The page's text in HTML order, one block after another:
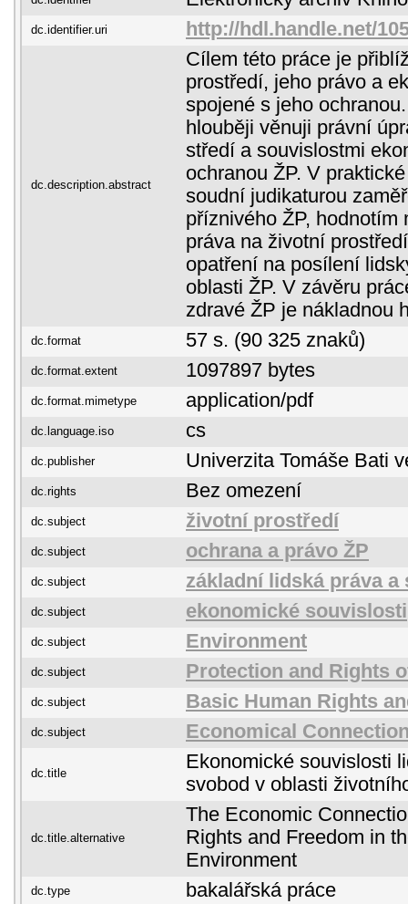
dc.identifier.uri http://hdl.handle.net/
dc.description.abstract
Cílem této práce je
prostředí, jeho právo a
spojené s jeho
hlouběji věnuji právní
středí a souvislostmi
ochranou ŽP. V
soudní judikaturou
příznivého ŽP, hodnotím
práva na životní
opatření na posílení
oblasti ŽP. V závěru
zdravé ŽP je nákladnou
dc.format 57 s. (90 325 znaků)
dc.format.extent 1097897 bytes
dc.format.mimetype application/pdf
dc.language.iso cs
dc.publisher Univerzita Tomáše Bati
dc.rights Bez omezení
dc.subject životní prostředí
dc.subject ochrana a právo ŽP
dc.subject základní lidská práva a
dc.subject ekonomické souvislosti
dc.subject Environment
dc.subject Protection and Rights
dc.subject Basic Human Rights
dc.subject Economical
dc.title
Ekonomické souvislosti
svobod v oblasti
dc.title.alternative
The Economic
Rights and Freedom in
Environment
dc.type bakalářská práce